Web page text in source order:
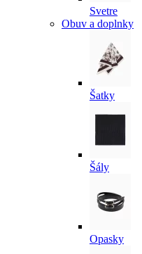
Svetre
Obuv a doplnky
Šatky
Šály
Opasky